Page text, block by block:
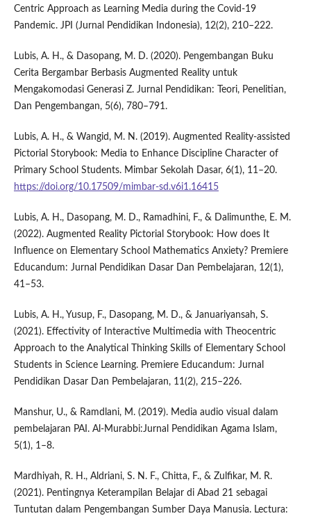
Centric Approach as Learning Media during the Covid-19
Pandemic. JPI (Jurnal Pendidikan Indonesia), 12(2), 210–222.
Lubis, A. H., & Dasopang, M. D. (2020). Pengembangan Buku
Cerita Bergambar Berbasis Augmented Reality untuk
Mengakomodasi Generasi Z. Jurnal Pendidikan: Teori, Penelitian,
Dan Pengembangan, 5(6), 780–791.
Lubis, A. H., & Wangid, M. N. (2019). Augmented Reality-assisted
Pictorial Storybook: Media to Enhance Discipline Character of
Primary School Students. Mimbar Sekolah Dasar, 6(1), 11–20.
https://doi.org/10.17509/mimbar-sd.v6i1.16415
Lubis, A. H., Dasopang, M. D., Ramadhini, F., & Dalimunthe, E. M.
(2022). Augmented Reality Pictorial Storybook: How does It
Influence on Elementary School Mathematics Anxiety? Premiere
Educandum: Jurnal Pendidikan Dasar Dan Pembelajaran, 12(1),
41–53.
Lubis, A. H., Yusup, F., Dasopang, M. D., & Januariyansah, S.
(2021). Effectivity of Interactive Multimedia with Theocentric
Approach to the Analytical Thinking Skills of Elementary School
Students in Science Learning. Premiere Educandum: Jurnal
Pendidikan Dasar Dan Pembelajaran, 11(2), 215–226.
Manshur, U., & Ramdlani, M. (2019). Media audio visual dalam
pembelajaran PAI. Al-Murabbi:Jurnal Pendidikan Agama Islam,
5(1), 1–8.
Mardhiyah, R. H., Aldriani, S. N. F., Chitta, F., & Zulfikar, M. R.
(2021). Pentingnya Keterampilan Belajar di Abad 21 sebagai
Tuntutan dalam Pengembangan Sumber Daya Manusia. Lectura: